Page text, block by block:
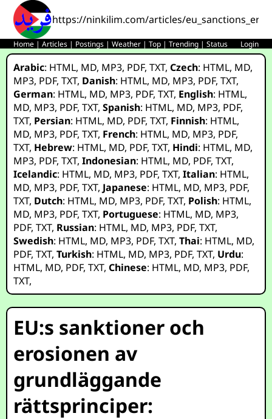
https://ninkilim.com/articles/
Home |Articles | Postings |Weather |Top |Trending |Status Login
Arabic: HTML, MD, MP3, PDF,TXT,Czech: HTML, MD,
MP3, PDF,TXT, Danish: HTML, MD, MP3, PDF,TXT,
German: HTML, MD, MP3, PDF,TXT, English: HTML,
MD, MP3, PDF,TXT,Spanish: HTML, MD, MP3, PDF,
TXT, Persian: HTML, MD, PDF,TXT, Finnish: HTML,
MD, MP3, PDF,TXT, French: HTML, MD, MP3, PDF,
TXT, Hebrew: HTML, MD, PDF,TXT, Hindi: HTML, MD,
MP3, PDF,TXT,Indonesian: HTML, MD, PDF,TXT,
Icelandic: HTML, MD, MP3, PDF,TXT,Italian: HTML,
MD, MP3, PDF,TXT, Japanese: HTML, MD, MP3, PDF,
TXT, Dutch: HTML, MD, MP3, PDF,TXT, Polish: HTML,
MD, MP3, PDF,TXT, Portuguese: HTML, MD, MP3,
PDF,TXT, Russian: HTML, MD, MP3, PDF,TXT,
Swedish: HTML, MD, MP3, PDF,TXT,Thai: HTML, MD,
PDF,TXT,Turkish: HTML, MD, MP3, PDF,TXT, Urdu:
HTML, MD, PDF,TXT,Chinese: HTML, MD, MP3, PDF,
TXT,
EU:s sanktioner och
erosionen av
grundläggande
rättsprinciper: